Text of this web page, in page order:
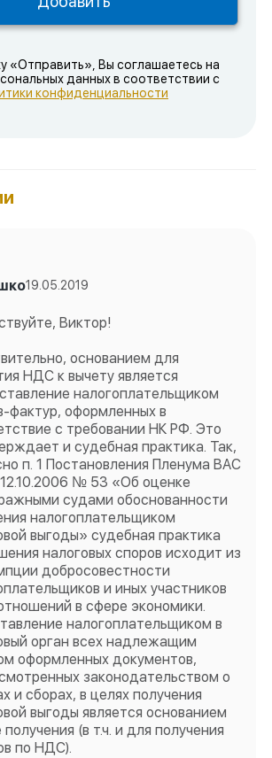
«Отправить», Вы соглашаетесь на
данных в соответствии с
конфиденциальности
19.05.2019
Виктор!
основанием для
НДС к вычету является
налогоплательщиком
фактур, оформленных в
с требовании НК РФ. Это
и судебная практика. Так,
п. 1 Постановления Пленума ВАС
№ 53 «Об оценке
судами обоснованности
налогоплательщиком
выгоды» судебная практика
налоговых споров исходит из
добросовестности
и иных участников
в сфере экономики.
налогоплательщиком в
орган всех надлежащим
оформленных документов,
законодательством о
и сборах, в целях получения
выгоды является основанием
(в т.ч. и для получения
по НДС).